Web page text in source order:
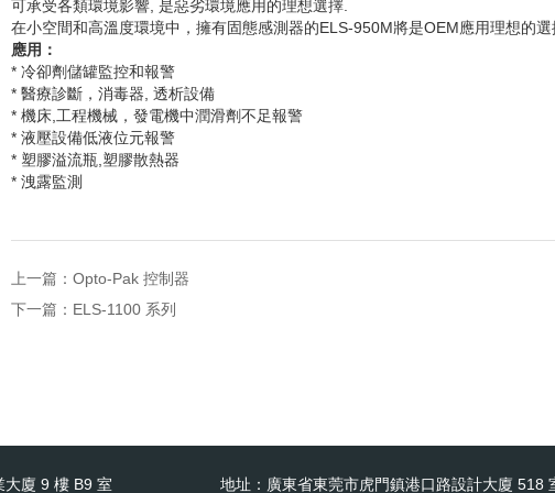
可承受各類環境影響 是惡劣環境應用的理想選擇
在小空間和高溫度環境中，擁有固態感測器的ELS-950M將是OEM應用理想的選
應用：
* 冷卻劑儲罐監控和報警
* 醫療診斷，消毒器 透析設備
* 機床 工程機械，發電機中潤滑劑不足報警
* 液壓設備低液位元報警
* 塑膠溢流瓶 塑膠散熱器
* 洩露監測
上一篇： Opto-Pak 控制器
下一篇： ELS-1100 系列
廈 9 樓 B9 室 地址：廣東省東莞市虎門鎮港口路設計大廈 518